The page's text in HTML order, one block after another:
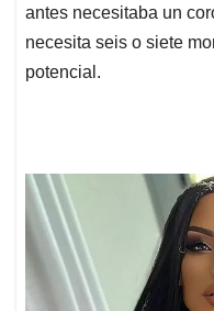
antes necesitaba un
necesita seis o siete
potencial.